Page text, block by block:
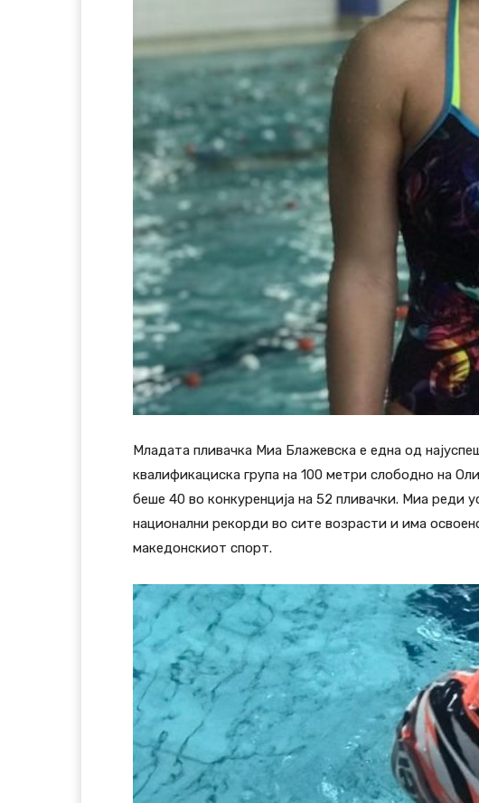
Младата пливачка Миа Блажевска е една од
квалификациска група на 100 метри слободно на
беше 40 во конкуренција на 52 пливачки. Миа реди
национални рекорди во сите возрасти и има
македонскиот спорт.